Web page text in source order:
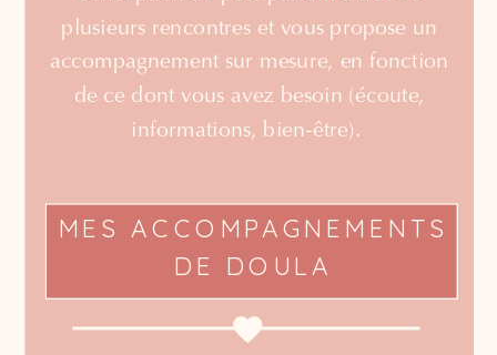
plusieurs rencontres et vous propose un
accompagnement sur mesure, en fonction
de ce dont vous avez besoin (écoute,
informations, bien-être).
MES ACCOMPAGNEMENTS
DE DOULA